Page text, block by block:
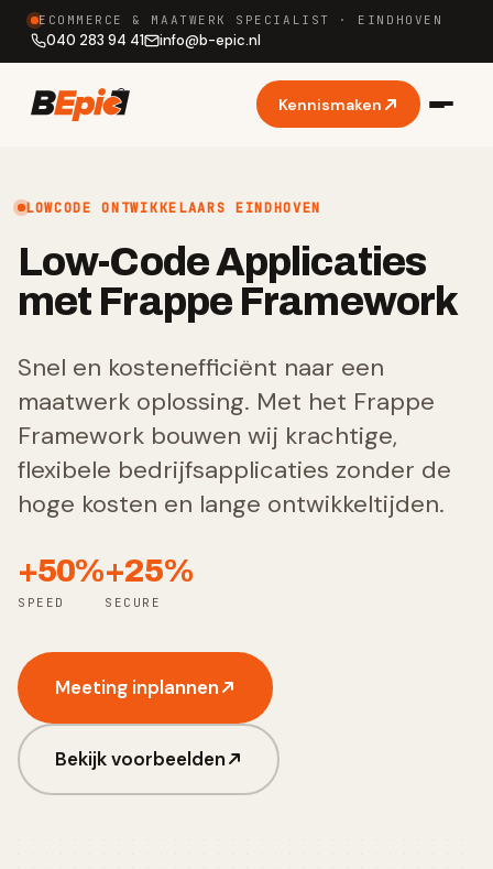
ECOMMERCE & MAATWERK SPECIALIST · EINDHOVEN
040 283 94 41 info@b-epic.nl
Kennismaken
LOWCODE ONTWIKKELAARS EINDHOVEN
Low-Code Applicaties
met Frappe Framework
Snel en kostenefficiënt naar een
maatwerk oplossing. Met het Frappe
Framework bouwen wij krachtige,
flexibele bedrijfsapplicaties zonder de
hoge kosten en lange ontwikkeltijden.
+50%
SPEED
+25%
SECURE
Meeting inplannen
Bekijk voorbeelden